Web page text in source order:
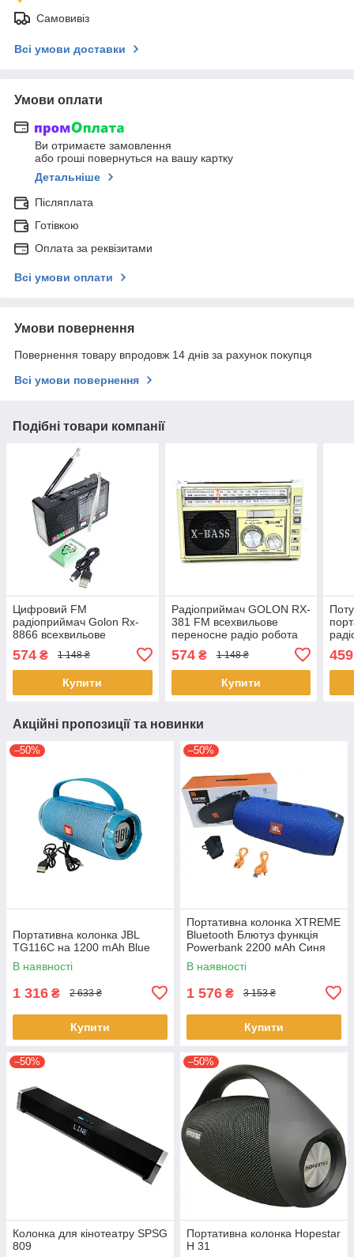
Самовивіз
Всі умови доставки
Умови оплати
Ви отримаєте замовлення
або гроші повернуться на вашу картку
Детальніше
Післяплата
Готівкою
Оплата за реквізитами
Всі умови оплати
Умови повернення
Повернення товару впродовж 14 днів за рахунок покупця
Всі умови повернення
Подібні товари компанії
Цифровий FM
радіоприймач Golon Rx-
8866 всехвильове
радіо
574 ₴ 1 148 ₴
Купити
Радіоприймач GOLON RX-
381 FM всехвильове
переносне радіо робота
батарей Gold
574₴ 1 148 ₴
Купити
459
Акційні пропозиції та новинки
–50%
Портативна колонка JBL
TG116C на 1200 mAh Blue
В наявності
1 316 ₴ 2 633 ₴
Купити
–50%
Портативна колонка XTREME
Bluetooth Блютуз функція
Powerbank 2200 мАh Синя
В наявності
1 576 ₴ 3 153 ₴
Купити
–50%
Колонка для кінотеатру SPSG
809
–50%
Портативна колонка Hopestar
H 31